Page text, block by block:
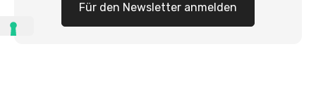
Für den Newsletter anmelden